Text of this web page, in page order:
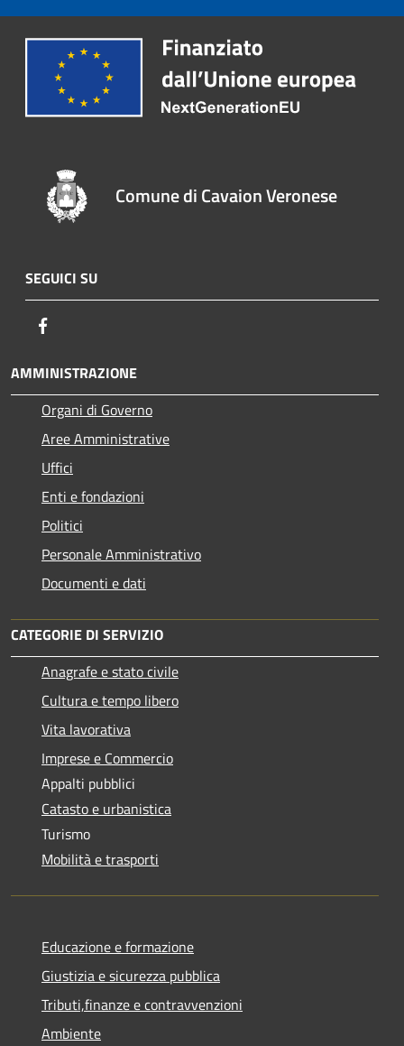
Comune di Cavaion Veronese
SEGUICI SU
AMMINISTRAZIONE
Organi di Governo
Aree Amministrative
Uffici
Enti e fondazioni
Politici
Personale Amministrativo
Documenti e dati
CATEGORIE DI SERVIZIO
Anagrafe e stato civile
Cultura e tempo libero
Vita lavorativa
Imprese e Commercio
Appalti pubblici
Catasto e urbanistica
Turismo
Mobilità e trasporti
Educazione e formazione
Giustizia e sicurezza pubblica
Tributi,finanze e contravvenzioni
Ambiente